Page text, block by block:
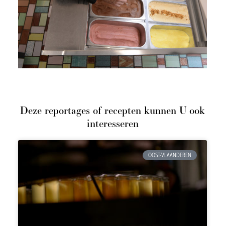
Deze reportages of recepten kunnen U ook
interesseren
OOST-VLAANDEREN